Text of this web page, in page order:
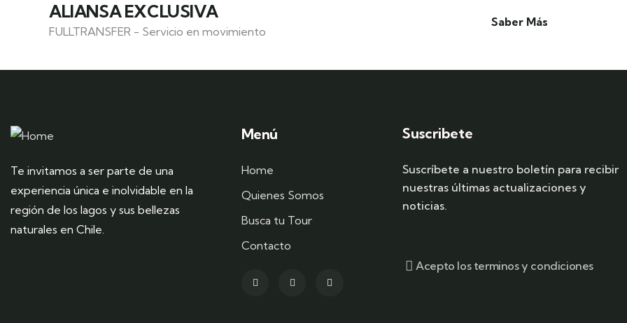
ALIANSA EXCLUSIVA
FULLTRANSFER - Servicio en movimiento
Saber Más
Te invitamos a ser parte de una
experiencia única e inolvidable en la
región de los lagos y sus bellezas
naturales en Chile.
Menú
Home
Quienes Somos
Busca tu Tour
Contacto
Suscribete
Suscríbete a nuestro boletín para recibir
nuestras últimas actualizaciones y
noticias.
Acepto los terminos y condiciones